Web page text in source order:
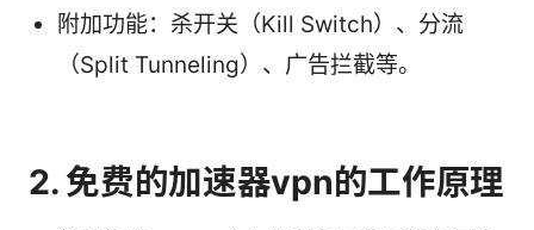
附加功能：杀开关（Kill Switch）、分流
（Split Tunneling）、广告拦截等。
2. 免费的加速器vpn的工作原理